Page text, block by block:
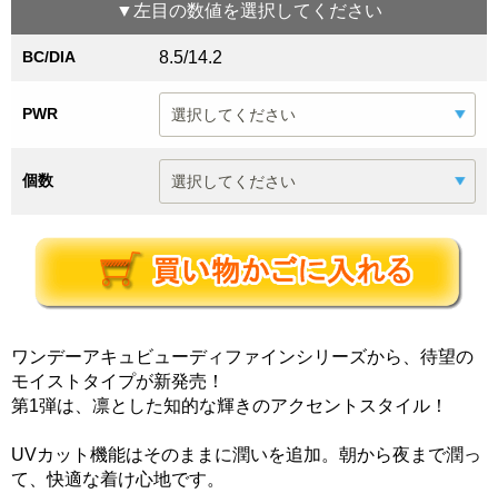
▼ 左目 の数値を選択してください
BC/DIA 8.5/14.2
PWR
個数
ワンデーアキュビューディファインシリーズから、待望の
モイストタイプが新発売！
第1弾は、凛とした知的な輝きのアクセントスタイル！
UVカット機能はそのままに潤いを追加。朝から夜まで潤っ
て、快適な着け心地です。